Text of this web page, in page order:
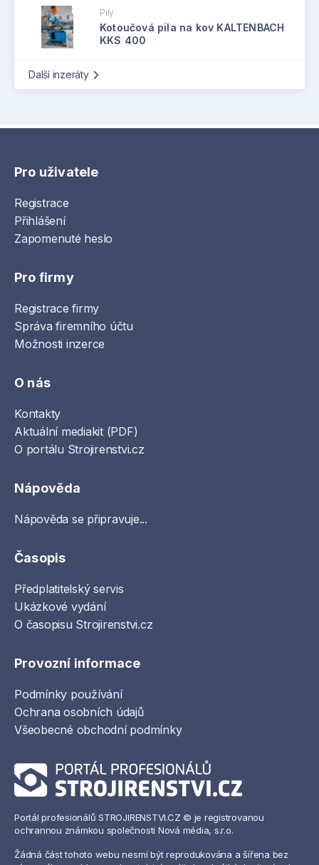
Pily
Kotoučová pila na kov KALTENBACH
KKS 400
Další inzeráty
Pro uživatele
Registrace
Přihlášení
Zapomenuté heslo
Pro firmy
Registrace firmy
Správa firemního účtu
Možnosti inzerce
O nás
Kontakty
Aktuální mediakit (PDF)
O portálu Strojirenstvi.cz
Nápověda
Nápověda se připravuje...
Časopis
Předplatitelský servis
Ukázkové vydání
O časopisu Strojirenstvi.cz
Provozní informace
Podmínky používání
Ochrana osobních údajů
Všeobecné obchodní podmínky
Portál profesionálů STROJIRENSTVI.CZ © je registrovanou
ochrannou známkou společnosti Nová média, s.r.o.
Žádná část tohoto webu nesmí být reprodukována a šířena bez